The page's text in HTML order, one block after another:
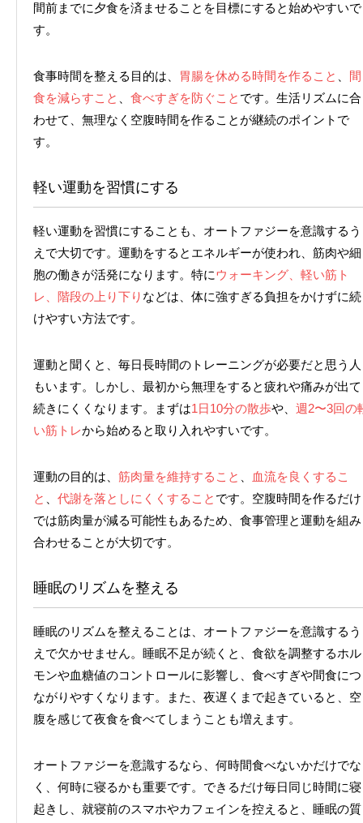
間前までに夕食を済ませることを目標にすると始めやすいで
す。
食事時間を整える目的は、 胃腸を休める時間を作ること
間
食を減らすこと
食べすぎを防ぐこと です。生活リズムに合
わせて、無理なく空腹時間を作ることが継続のポイントで
す。
軽い運動を習慣にする
軽い運動を習慣にすることも、オートファジーを意識するう
えで大切です。運動をするとエネルギーが使われ、筋肉や細
胞の働きが活発になります。特にウォーキング、軽い筋ト
レ、階段の上り下り などは、体に強すぎる負担をかけずに続
けやすい方法です。
運動と聞くと、毎日長時間のトレーニングが必要だと思う人
もいます。しかし、最初から無理をすると疲れや痛みが出て
続きにくくなります。まずは1日10分の散歩や、 週2〜3回の
い筋トレから始めると取り入れやすいです。
運動の目的は、 筋肉量を維持すること
血流を良くするこ
と
代謝を落としにくくすること です。空腹時間を作るだけ
では筋肉量が減る可能性もあるため、食事管理と運動を組み
合わせることが大切です。
睡眠のリズムを整える
睡眠のリズムを整えることは、オートファジーを意識するう
えで欠かせません。睡眠不足が続くと、食欲を調整するホル
モンや血糖値のコントロールに影響し、食べすぎや間食につ
ながりやすくなります。また、夜遅くまで起きていると、空
腹を感じて夜食を食べてしまうことも増えます。
オートファジーを意識するなら、何時間食べないかだけでな
く、何時に寝るかも重要です。できるだけ毎日同じ時間に寝
起きし、就寝前のスマホやカフェインを控えると、睡眠の質